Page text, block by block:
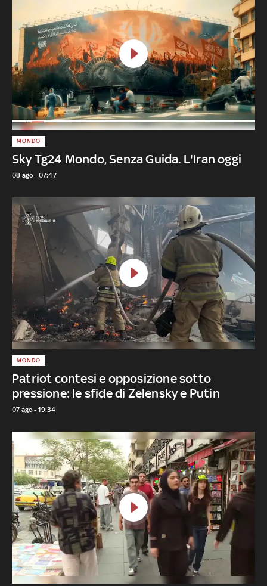
Sky Tg24 Mondo, Senza Guida. L'Iran oggi
MONDO
08 ago - 07:47
Patriot contesi e opposizione sotto
pressione: le sfide di Zelensky e Putin
MONDO
07 ago - 19:34